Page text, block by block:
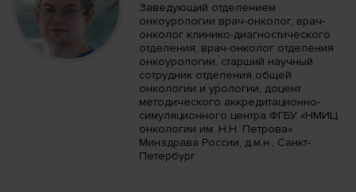
Заведующий отделением
онкоурологии врач-онколог, врач-
онколог клинико-диагностического
отделения, врач-онколог отделения
онкоурологии, старший научный
сотрудник отделения общей
онкологии и урологии, доцент
методического аккредитационно-
симуляционного центра ФГБУ «НМИЦ
онкологии им. Н.Н. Петрова»
Минздрава России, д.м.н., Санкт-
Петербург